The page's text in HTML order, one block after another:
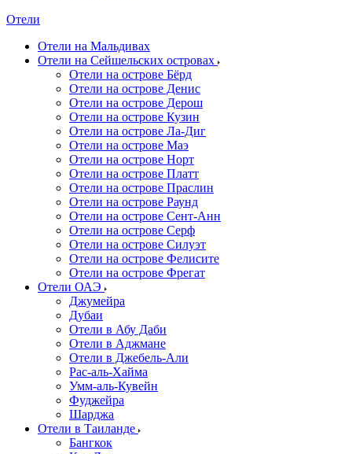
Отели
Отели на Мальдивах
Отели на Сейшельских островах
Отели на острове Бёрд
Отели на острове Денис
Отели на острове Дерош
Отели на острове Кузин
Отели на острове Ла-Диг
Отели на острове Маэ
Отели на острове Норт
Отели на острове Платт
Отели на острове Праслин
Отели на острове Раунд
Отели на острове Сент-Анн
Отели на острове Серф
Отели на острове Силуэт
Отели на острове Фелисите
Отели на острове Фрегат
Отели ОАЭ
Джумейра
Дубаи
Отели в Абу Даби
Отели в Аджмане
Отели в Джебель-Али
Рас-аль-Хайма
Умм-аль-Кувейн
Фуджейра
Шарджа
Отели в Таиланде
Бангкок